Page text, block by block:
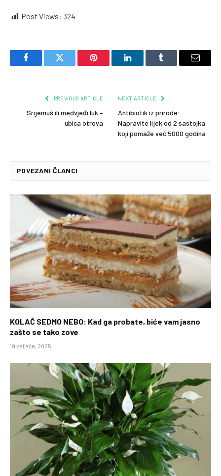
Post Views: 324
FacebookTwitter Pinterest LinkedInTumblr Email
PREVIOUS ARTICLE
Srijemuš ili medvjeđi luk –
ubica otrova
NEXT ARTICLE
Antibiotik iz prirode:
Napravite lijek od 2 sastojka
koji pomaže već 5000 godina
POVEZANI ČLANCI
KOLAČ SEDMO NEBO: Kad ga probate, biće vam jasno
zašto se tako zove
19 veljače, 2025